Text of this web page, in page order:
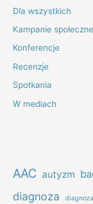
Dla wszystkich
Kampanie społeczne
Konferencje
Recenzje
Spotkania
W mediach
AAC autyzm
diagnoza